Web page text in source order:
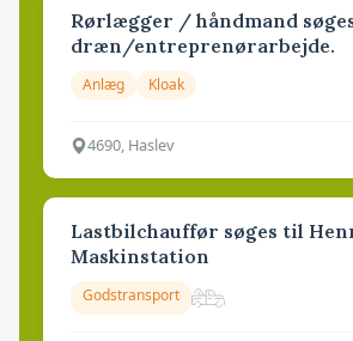
Rørlægger / håndmand
dræn/entreprenørarbejde.
Anlæg Kloak
4690, Haslev
Lastbilchauffør søges til
Maskinstation
Godstransport